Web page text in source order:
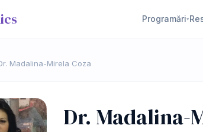
Programări▾
Madalina-Mirela Coza
Dr. Madalina-